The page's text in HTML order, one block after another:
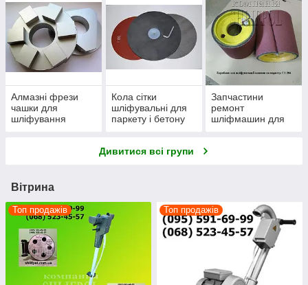
Алмазні фрези
чашки для
шліфування
Кола сітки
шліфувальні для
паркету і бетону
Запчастини
ремонт
шліфмашин для
Дивитися всі групи
Вітрина
Топ продажів Топ продажів